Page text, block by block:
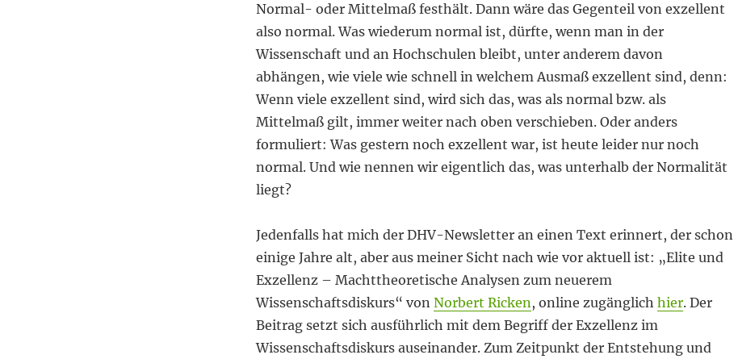
Normal- oder Mittelmaß festhält. Dann wäre das Gegenteil von exzellent
also normal. Was wiederum normal ist, dürfte, wenn man in der
Wissenschaft und an Hochschulen bleibt, unter anderem davon
abhängen, wie viele wie schnell in welchem Ausmaß exzellent sind, denn:
Wenn viele exzellent sind, wird sich das, was als normal bzw. als
Mittelmaß gilt, immer weiter nach oben verschieben. Oder anders
formuliert: Was gestern noch exzellent war, ist heute leider nur noch
normal. Und wie nennen wir eigentlich das, was unterhalb der Normalität
liegt?
Jedenfalls hat mich der DHV-Newsletter an einen Text erinnert, der schon
einige Jahre alt, aber aus meiner Sicht nach wie vor aktuell ist: „Elite und
Exzellenz – Machttheoretische Analysen zum neuerem
Wissenschaftsdiskurs“ von Norbert Ricken, online zugänglich hier. Der
Beitrag setzt sich ausführlich mit dem Begriff der Exzellenz im
Wissenschaftsdiskurs auseinander. Zum Zeitpunkt der Entstehung und